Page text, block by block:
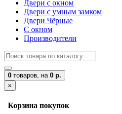
Двери с окном
Двери с умным замком
Двери Чёрные
C окном
Производители
0 товаров, на 0 р.
×
Корзина покупок